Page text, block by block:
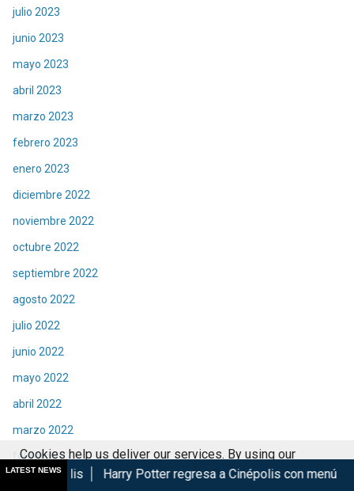
julio 2023
junio 2023
mayo 2023
abril 2023
marzo 2023
febrero 2023
enero 2023
diciembre 2022
noviembre 2022
octubre 2022
septiembre 2022
agosto 2022
julio 2022
junio 2022
mayo 2022
abril 2022
marzo 2022
febrero 2022
LATEST NEWS
Harry Potter regresa a Cinépolis con menú y coleccionables
Cookies help us deliver our services. By using our
services, you agree to our use of cookies.
Got it